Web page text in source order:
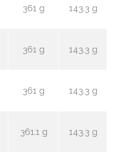
361 g 143.3 g
361 g 143.3 g
361 g 143.3 g
361.1 g 143.3 g